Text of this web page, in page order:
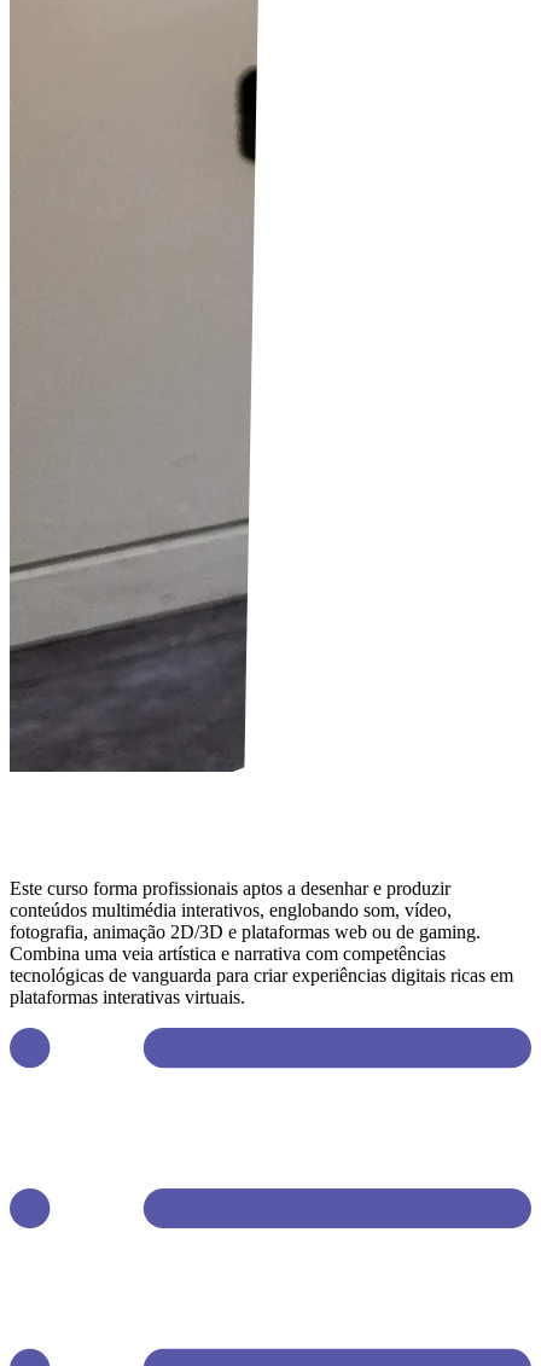
Este curso forma profissionais aptos a desenhar e produzir
conteúdos multimédia interativos, englobando som, vídeo,
fotografia, animação 2D/3D e plataformas web ou de gaming.
Combina uma veia artística e narrativa com competências
tecnológicas de vanguarda para criar experiências digitais ricas em
plataformas interativas virtuais.